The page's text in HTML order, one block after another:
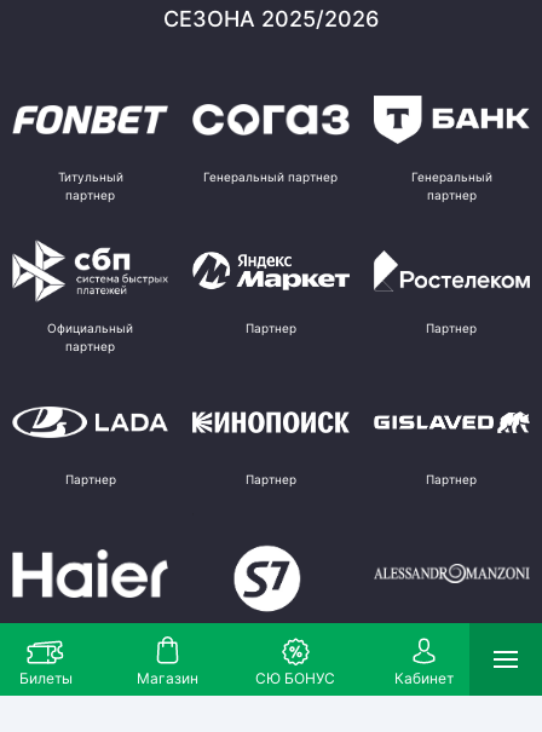
Билеты Магазин СЮ БОНУС Кабинет
СЕЗОНА 2025/2026
Титульный
партнер
Генеральный партнер
Генеральный
партнер
Официальный
партнер
Партнер Партнер
Партнер Партнер Партнер